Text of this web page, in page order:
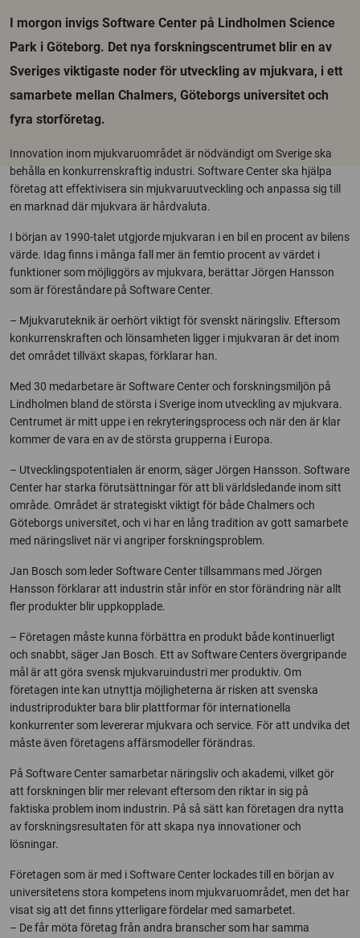
I morgon invigs Software Center på Lindholmen Science
Park i Göteborg. Det nya forskningscentrumet blir en av
Sveriges viktigaste noder för utveckling av mjukvara, i ett
samarbete mellan Chalmers, Göteborgs universitet och
fyra storföretag.
Innovation inom mjukvaruområdet är nödvändigt om Sverige ska
behålla en konkurrenskraftig industri. Software Center ska hjälpa
företag att effektivisera sin mjukvaruutveckling och anpassa sig till
en marknad där mjukvara är hårdvaluta.
I början av 1990-talet utgjorde mjukvaran i en bil en procent av bilens
värde. Idag finns i många fall mer än femtio procent av värdet i
funktioner som möjliggörs av mjukvara, berättar Jörgen Hansson
som är föreståndare på Software Center.
– Mjukvaruteknik är oerhört viktigt för svenskt näringsliv. Eftersom
konkurrenskraften och lönsamheten ligger i mjukvaran är det inom
det området tillväxt skapas, förklarar han.
Med 30 medarbetare är Software Center och forskningsmiljön på
Lindholmen bland de största i Sverige inom utveckling av mjukvara.
Centrumet är mitt uppe i en rekryteringsprocess och när den är klar
kommer de vara en av de största grupperna i Europa.
– Utvecklingspotentialen är enorm, säger Jörgen Hansson. Software
Center har starka förutsättningar för att bli världsledande inom sitt
område. Området är strategiskt viktigt för både Chalmers och
Göteborgs universitet, och vi har en lång tradition av gott samarbete
med näringslivet när vi angriper forskningsproblem.
Jan Bosch som leder Software Center tillsammans med Jörgen
Hansson förklarar att industrin står inför en stor förändring när allt
fler produkter blir uppkopplade.
– Företagen måste kunna förbättra en produkt både kontinuerligt
och snabbt, säger Jan Bosch. Ett av Software Centers övergripande
mål är att göra svensk mjukvaruindustri mer produktiv. Om
företagen inte kan utnyttja möjligheterna är risken att svenska
industriprodukter bara blir plattformar för internationella
konkurrenter som levererar mjukvara och service. För att undvika det
måste även företagens affärsmodeller förändras.
På Software Center samarbetar näringsliv och akademi, vilket gör
att forskningen blir mer relevant eftersom den riktar in sig på
faktiska problem inom industrin. På så sätt kan företagen dra nytta
av forskningsresultaten för att skapa nya innovationer och
lösningar.
Företagen som är med i Software Center lockades till en början av
universitetens stora kompetens inom mjukvaruområdet, men det har
visat sig att det finns ytterligare fördelar med samarbetet.
– De får möta företag från andra branscher som har samma